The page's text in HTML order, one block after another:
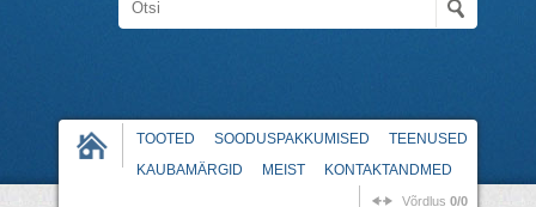
TOOTED SOODUSPAKKUMISED
TEENUSED
KAUBAMÄRGID
MEIST KONTAKTANDMED
Võrdlus 0/0